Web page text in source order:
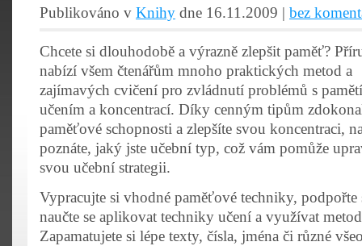
Publikováno v Knihy dne 16.11.2009 | bez
Chcete si dlouhodobě a výrazně zlepšit paměť?
nabízí všem čtenářům mnoho praktických metod a
zajímavých cvičení pro zvládnutí problémů s
učením a koncentrací. Díky cenným tipům
paměťové schopnosti a zlepšíte svou koncentraci,
poznáte, jaký jste učební typ, což vám pomůže
svou učební strategii.
Vypracujte si vhodné paměťové techniky, podpořte
naučte se aplikovat techniky učení a využívat
Zapamatujete si lépe texty, čísla, jména či různé